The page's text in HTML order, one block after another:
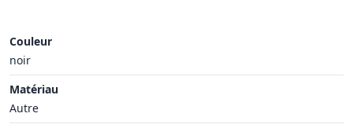
Couleur
noir
Matériau
Autre